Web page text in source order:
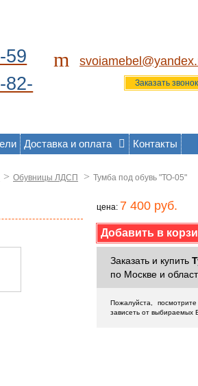
59
82-
m
Заказать звонок
Доставка и оплата Контакты
> Обувницы ЛДСП > Тумба под обувь "ТО-05"
цена: 7 400 руб.
Заказать и купить
по Москве и
Пожалуйста,
зависеть от выбираемых